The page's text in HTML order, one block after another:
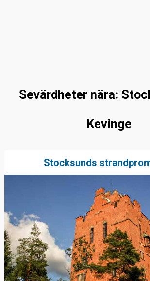
Sevärdheter nära:
Kevinge
Stocksunds